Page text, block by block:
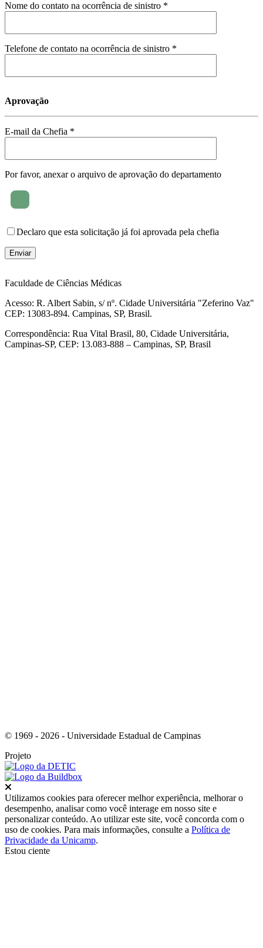
Nome do contato na ocorrência de sinistro *
Telefone de contato na ocorrência de sinistro *
Aprovação
E-mail da Chefia *
Por favor, anexar o arquivo de aprovação do departamento
Declaro que esta solicitação já foi aprovada pela chefia
Faculdade de Ciências Médicas
Acesso: R. Albert Sabin, s/ nº. Cidade Universitária "Zeferino Vaz"
CEP: 13083-894. Campinas, SP, Brasil.
Correspondência: Rua Vital Brasil, 80, Cidade Universitária,
Campinas-SP, CEP: 13.083-888 – Campinas, SP, Brasil
© 1969 - 2026 - Universidade Estadual de Campinas
Projeto
Utilizamos cookies para oferecer melhor experiência, melhorar o
desempenho, analisar como você interage em nosso site e
personalizar conteúdo. Ao utilizar este site, você concorda com o
uso de cookies. Para mais informações, consulte a Política de
Privacidade da Unicamp.
Estou ciente